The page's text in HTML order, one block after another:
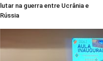
lutar na guerra entre Ucrânia e
Rússia